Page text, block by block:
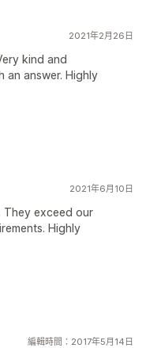
2021年2月26日
kind and
an answer. Highly
2021年6月10日
They exceed our
Highly
編輯時間：2017年5月14日